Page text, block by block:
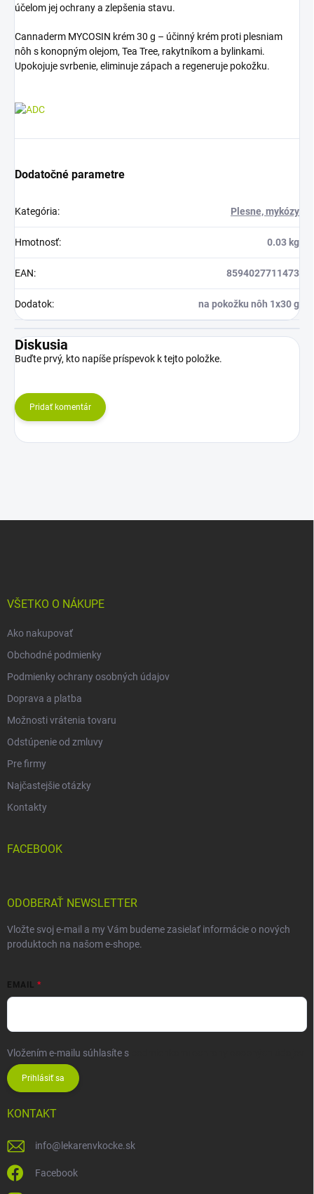
účelom jej ochrany a zlepšenia stavu.
Cannaderm MYCOSIN krém 30 g – účinný krém proti plesniam
nôh s konopným olejom, Tea Tree, rakytníkom a bylinkami.
Upokojuje svrbenie, eliminuje zápach a regeneruje pokožku.
Dodatočné parametre
Kategória: Plesne, mykózy
Hmotnosť: 0.03 kg
EAN: 8594027711473
Dodatok: na pokožku nôh 1x30 g
Diskusia
Buďte prvý, kto napíše príspevok k tejto položke.
Pridať komentár
VŠETKO O NÁKUPE
Ako nakupovať
Obchodné podmienky
Podmienky ochrany osobných údajov
Doprava a platba
Možnosti vrátenia tovaru
Odstúpenie od zmluvy
Pre firmy
Najčastejšie otázky
Kontakty
FACEBOOK
ODOBERAŤ NEWSLETTER
Vložte svoj e-mail a my Vám budeme zasielať informácie o nových
produktoch na našom e-shope.
EMAIL
Vložením e-mailu súhlasíte s
Prihlásiť sa
KONTAKT
info@ lekarenvkocke.sk
Facebook